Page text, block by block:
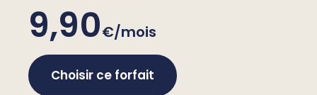
9,90€/mois
Choisir ce forfait